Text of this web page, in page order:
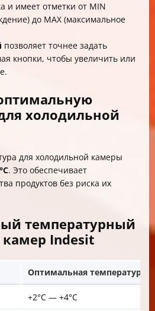
и имеет отметки от MIN
до MAX (максимальное
позволяет точнее задать
кнопки, чтобы увеличить или
холодильной
для холодильной камеры
. Это обеспечивает
продуктов без риска их
температурный
Indesit
Оптимальная температура
+2°C — +4°C